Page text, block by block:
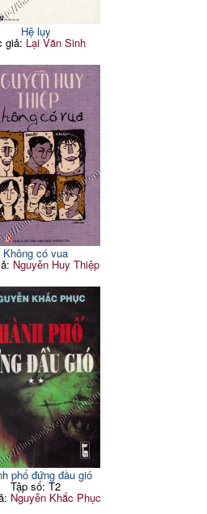
Hệ lụy
giả: Lại Văn Sinh
Không có vua
Nguyễn Huy Thiệp
phố đứng đầu gió
Tập số: T2
Nguyễn Khắc Phục